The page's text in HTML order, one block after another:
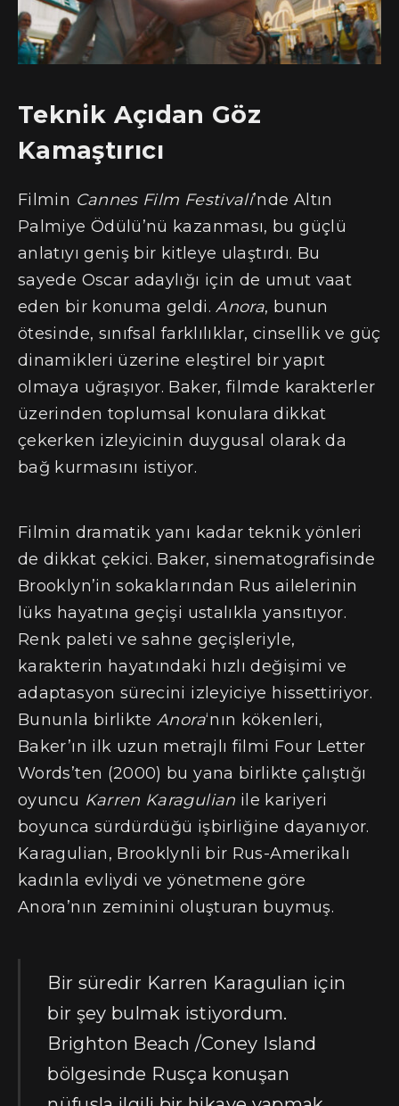
Teknik Açıdan Göz
Kamaştırıcı
Filmin Cannes Film Festivali’nde Altın
Palmiye Ödülü’nü kazanması, bu güçlü
anlatıyı geniş bir kitleye ulaştırdı. Bu
sayede Oscar adaylığı için de umut vaat
eden bir konuma geldi.Anora, bunun
ötesinde, sınıfsal farklılıklar, cinsellik ve güç
dinamikleri üzerine eleştirel bir yapıt
olmaya uğraşıyor. Baker, filmde karakterler
üzerinden toplumsal konulara dikkat
çekerken izleyicinin duygusal olarak da
bağ kurmasını istiyor.
Filmin dramatik yanı kadar teknik yönleri
de dikkat çekici. Baker, sinematografisinde
Brooklyn’in sokaklarından Rus ailelerinin
lüks hayatına geçişi ustalıkla yansıtıyor.
Renk paleti ve sahne geçişleriyle,
karakterin hayatındaki hızlı değişimi ve
adaptasyon sürecini izleyiciye hissettiriyor.
Bununla birlikteAnora‘nın kökenleri,
Baker’ın ilk uzun metrajlı filmi Four Letter
Words’ten (2000) bu yana birlikte çalıştığı
oyuncu Karren Karagulian ile kariyeri
boyunca sürdürdüğü işbirliğine dayanıyor.
Karagulian, Brooklynli bir Rus-Amerikalı
kadınla evliydi ve yönetmene göre
Anora’nın zeminini oluşturan buymuş.
Bir süredir Karren Karagulian için
bir şey bulmak istiyordum.
Brighton Beach /Coney Island
bölgesinde Rusça konuşan